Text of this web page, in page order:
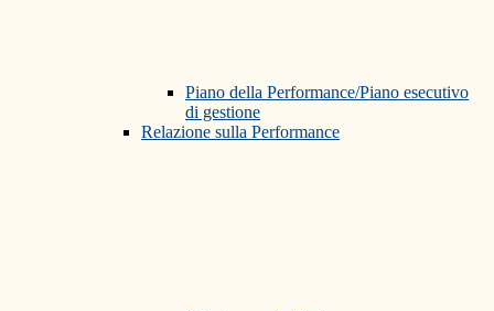
Piano della Performance/Piano esecutivo
di gestione
Relazione sulla Performance